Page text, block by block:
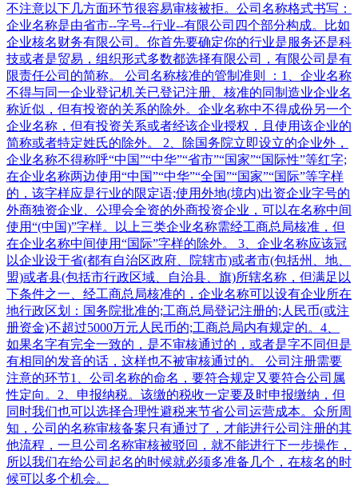
不注意以下几方面环节很容易审核被拒。公司名称格式书写：
企业名称是由省市--字号--行业--有限公司四个部分构成。比如
企业核名财务有限公司。你首先要确定你的行业是服务还是科
技或者是贸易，组织形式多数都选择有限公司，有限公司是有
限责任公司的简称。 公司名称核准的管制准则 ：1、企业名称
不得与同一企业登记机关已登记注册、核准的同制造业企业名
称近似，但有投资的关系的除外。企业名称中不得成份另一个
企业名称，但有投资关系或者经该企业授权，且使用该企业的
简称或者特定姓氏的除外。 2、除国务院立即设立的企业外，
企业名称不得称呼“中国”“中华”“省市”“国家”“国际性”等红字;
在企业名称两边使用“中国”“中华”“全国”“国家”“国际”等字样
的，该字样应是行业的限定语;使用外地(境内)出资企业字号的
外商独资企业、公理会全资的外商投资企业，可以在名称中间
使用“(中国)”字样。以上三类企业名称需经工商总局核准，但
在企业名称中间使用“国际”字样的除外。 3、企业名称应该冠
以企业设于省(都有自治区政府、院辖市)或者市(包括州、地、
盟)或者县(包括市行政区域、自治县、旗)所辖名称，但满足以
下条件之一、经工商总局核准的，企业名称可以设有企业所在
地行政区划：国务院批准的;工商总局登记注册的;人民币(或注
册资金)不超过5000万元人民币的;工商总局内有规定的。4、
如果名字有完全一致的，是不审核通过的，或者是字不同但是
有相同的发音的话，这样也不被审核通过的。 公司注册需要
注意的环节1、公司名称的命名，要符合规定又要符合公司属
性定向。2、申报纳税。该缴的税收一定要及时申报缴纳，但
同时我们也可以选择合理性避税来节省公司运营成本。众所周
知，公司的名称审核备案只有通过了，才能进行公司注册的其
他流程，一旦公司名称审核被驳回，就不能进行下一步操作，
所以我们在给公司起名的时候就必须多准备几个，在核名的时
候可以多个机会。